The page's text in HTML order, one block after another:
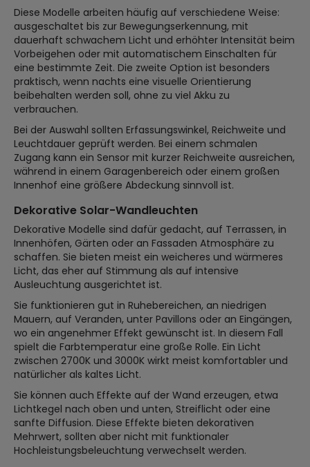
Diese Modelle arbeiten häufig auf verschiedene Weise:
ausgeschaltet bis zur Bewegungserkennung, mit
dauerhaft schwachem Licht und erhöhter Intensität beim
Vorbeigehen oder mit automatischem Einschalten für
eine bestimmte Zeit. Die zweite Option ist besonders
praktisch, wenn nachts eine visuelle Orientierung
beibehalten werden soll, ohne zu viel Akku zu
verbrauchen.
Bei der Auswahl sollten Erfassungswinkel, Reichweite und
Leuchtdauer geprüft werden. Bei einem schmalen
Zugang kann ein Sensor mit kurzer Reichweite ausreichen,
während in einem Garagenbereich oder einem großen
Innenhof eine größere Abdeckung sinnvoll ist.
Dekorative Solar-Wandleuchten
Dekorative Modelle sind dafür gedacht, auf Terrassen, in
Innenhöfen, Gärten oder an Fassaden Atmosphäre zu
schaffen. Sie bieten meist ein weicheres und wärmeres
Licht, das eher auf Stimmung als auf intensive
Ausleuchtung ausgerichtet ist.
Sie funktionieren gut in Ruhebereichen, an niedrigen
Mauern, auf Veranden, unter Pavillons oder an Eingängen,
wo ein angenehmer Effekt gewünscht ist. In diesem Fall
spielt die Farbtemperatur eine große Rolle. Ein Licht
zwischen 2700K und 3000K wirkt meist komfortabler und
natürlicher als kaltes Licht.
Sie können auch Effekte auf der Wand erzeugen, etwa
Lichtkegel nach oben und unten, Streiflicht oder eine
sanfte Diffusion. Diese Effekte bieten dekorativen
Mehrwert, sollten aber nicht mit funktionaler
Hochleistungsbeleuchtung verwechselt werden.